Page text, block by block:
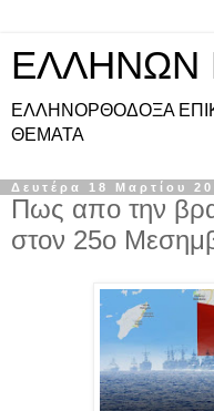
ΕΛΛΗΝΩΝ
ΕΛΛΗΝΟΡΘΟΔΟΞΑ
ΘΕΜΑΤΑ
Δευτέρα 18 Μαρτίου
Πως απο την
στον 25ο